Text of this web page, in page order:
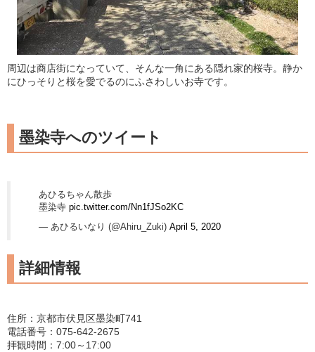
周辺は商店街になっていて、そんな一角にある隠れ家的桜寺。静か
にひっそりと桜を愛でるのにふさわしいお寺です。
墨染寺へのツイート
あひるちゃん散歩
墨染寺 pic.twitter.com/Nn1fJSo2KC
— あひるいなり (@Ahiru_Zuki) April 5, 2020
詳細情報
住所：京都市伏見区墨染町741
電話番号：075-642-2675
拝観時間：7:00～17:00